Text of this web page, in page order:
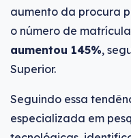
aumento da procura
o número de
aumentou 145%,
Superior.
Seguindo essa
especializada em